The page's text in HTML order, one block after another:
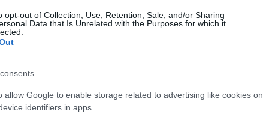
opt-out of Collection, Use, Retention, Sale, and/or Sharing
Data that Is Unrelated with the Purposes for which it
allow Google to enable storage related to advertising like cookies on
identifiers in apps.
pedig a futam. Mindezt pedig úgy sikerül
a hétvége fénypontja ugyanis
álló idő, valamint az újabb
meg tudjuk kavarni az állóvizet, az
az alábbi gombokkal: